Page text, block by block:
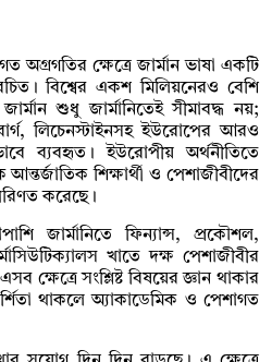
অগ্রগতির ক্ষেত্রে জার্মান ভাষা একটি
বিশ্বের একশ মিলিয়নেরও বেশি
শুধু জার্মানিতেই সীমাবদ্ধ নয়;
লিচেনস্টাইনসহ ইউরোপের আরও
ব্যবহৃত। ইউরোপীয় অর্থনীতিতে
আন্তর্জাতিক শিক্ষার্থী ও পেশাজীবীদের
করেছে।
জার্মানিতে ফিন্যান্স, প্রকৌশল,
খাতে দক্ষ পেশাজীবীর
ক্ষেত্রে সংশ্লিষ্ট বিষয়ের জ্ঞান থাকার
থাকলে অ্যাকাডেমিক ও পেশাগত